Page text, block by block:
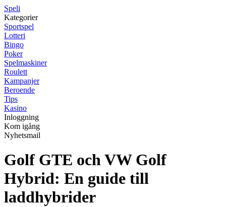
Speli
Kategorier
Sportspel
Lotteri
Bingo
Poker
Spelmaskiner
Roulett
Kampanjer
Beroende
Tips
Kasino
Inloggning
Kom igång
Nyhetsmail
Golf GTE och VW Golf
Hybrid: En guide till
laddhybrider